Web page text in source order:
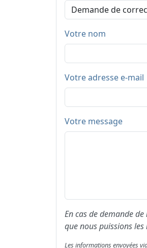
Votre nom
Votre adresse e-mail
Votre message
En cas de demande
que nous puissions
Les informations envoyées